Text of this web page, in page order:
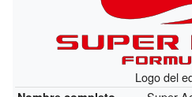
Logo del